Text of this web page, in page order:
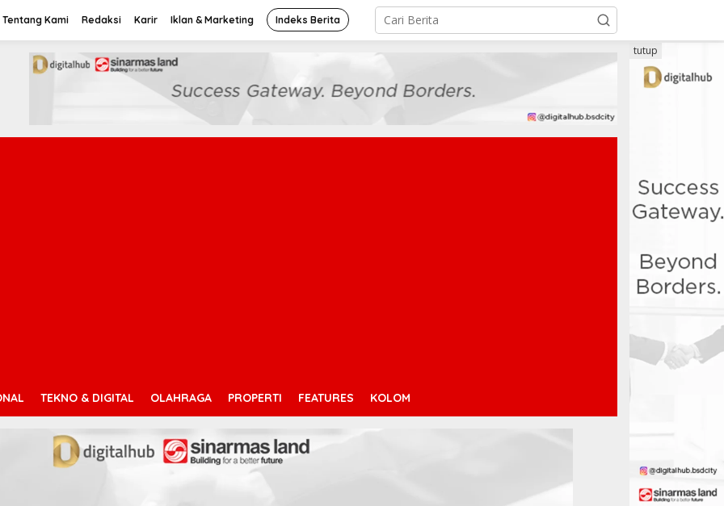
Tentang Kami Redaksi Karir Iklan & Marketing Indeks Berita
TEKNO & DIGITAL OLAHRAGA PROPERTI FEATURES KOLOM
tutup